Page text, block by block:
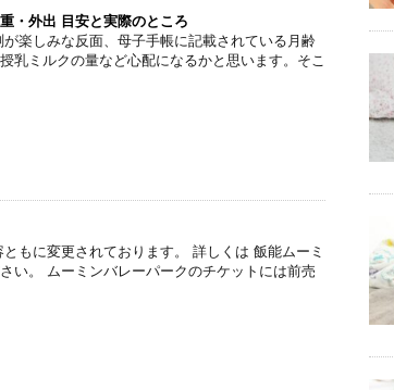
・外出 目安と実際のところ
楽しみな反面、母子手帳に記載されている月齢
乳ミルクの量など心配になるかと思います。そこ
もに変更されております。 詳しくは 飯能ムーミ
い。 ムーミンバレーパークのチケットには前売